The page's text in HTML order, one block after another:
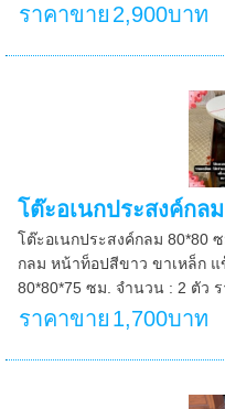
ราคาขาย 2,900บาท
โต๊ะอเนกประสงค์กล
โต๊ะอเนกประสงค์กลม 80*80
กลม หน้าท็อปสีขาว ขาเหล็ก
80*80*75 ซม. จำนวน : 2 ตัว
ราคาขาย 1,700บาท